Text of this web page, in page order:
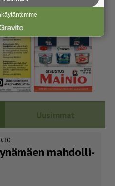
Uusimmat
mahdol­li­